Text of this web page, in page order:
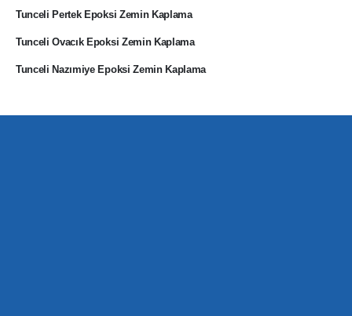
Tunceli Pertek Epoksi Zemin Kaplama
Tunceli Ovacık Epoksi Zemin Kaplama
Tunceli Nazımiye Epoksi Zemin Kaplama